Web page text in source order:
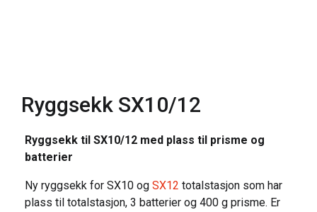
Ryggsekk SX10/12
Ryggsekk til SX10/12 med plass til prisme og
batterier
Ny ryggsekk for SX10 og SX12 totalstasjon som har
plass til totalstasjon, 3 batterier og 400 g prisme. Er